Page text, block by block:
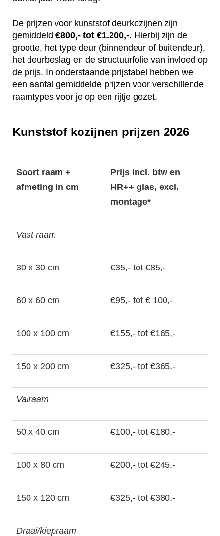
De prijzen voor kunststof deurkozijnen zijn
gemiddeld €800,- tot €1.200,-. Hierbij zijn de
grootte, het type deur (binnendeur of buitendeur),
het deurbeslag en de structuurfolie van invloed op
de prijs. In onderstaande prijstabel hebben we
een aantal gemiddelde prijzen voor verschillende
raamtypes voor je op een rijtje gezet.
Kunststof kozijnen prijzen 2026
Soort raam +
afmeting in cm
Prijs incl. btw en
HR++ glas, excl.
montage*
Vast raam
30 x 30 cm €35,- tot €85,-
60 x 60 cm €95,- tot € 100,-
100 x 100 cm €155,- tot €165,-
150 x 200 cm €325,- tot €365,-
Valraam
50 x 40 cm €100,- tot €180,-
100 x 80 cm €200,- tot €245,-
150 x 120 cm €325,- tot €380,-
Draai/kiepraam